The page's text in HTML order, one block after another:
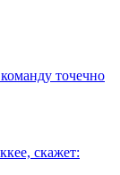
точечно
скажет: